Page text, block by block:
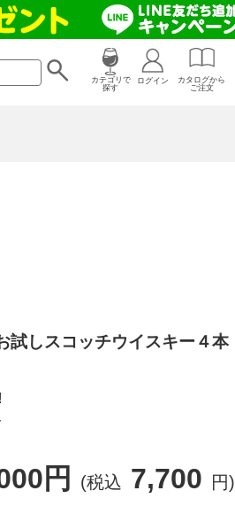
カテゴリで
探す
ログイン
カタログから
ご注文
試しスコッチウイスキー４本
円 (税込 7,700 円)